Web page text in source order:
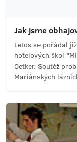
Jak jsme
Letos se pořádal
hotelových škol
Oetker. Soutěž
Mariánských